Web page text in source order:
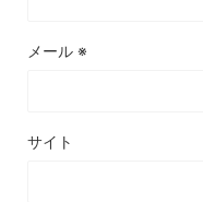
メール ※
サイト